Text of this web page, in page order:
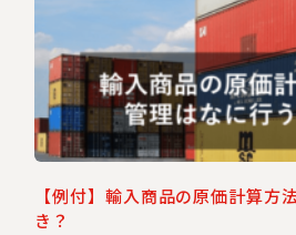
【例付】輸入商品の原価計算方
き？